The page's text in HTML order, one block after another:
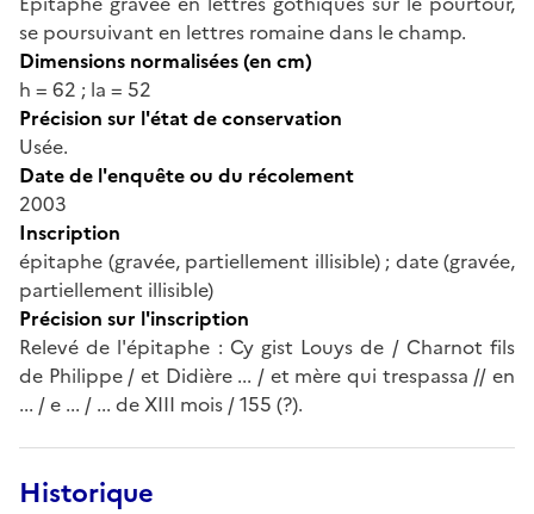
se poursuivant en lettres romaine dans le champ.
Dimensions normalisées (en cm)
h = 62 ; la = 52
Précision sur l'état de conservation
Usée.
Date de l'enquête ou du récolement
2003
Inscription
épitaphe (gravée, partiellement illisible) ; date (gravée,
partiellement illisible)
Précision sur l'inscription
Relevé de l'épitaphe : Cy gist Louys de / Charnot fils
de Philippe / et Didière ... / et mère qui trespassa // en
... / e ... / ... de XIII mois / 155 (?).
Historique